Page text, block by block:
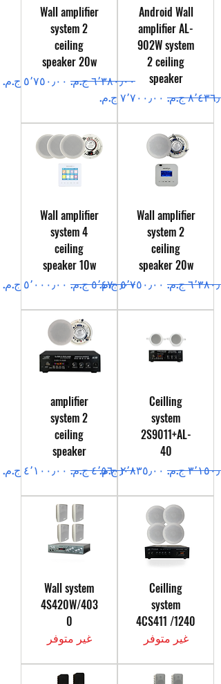
Android Wall
amplifier AL-
902W system
2 ceiling
speaker
عادي
سعر البيع
Wall amplifier
system 2
ceiling
speaker 20w
سعر عادي
سعر البيع
Wall amplifier
system 2
ceiling
speaker 20w
عادي
سعر البيع
Wall amplifier
system 4
ceiling
speaker 10w
سعر عادي
سعر البيع
Ceilling
system
2S9011+AL-
40
عادي
سعر البيع
amplifier
system 2
ceiling
speaker
سعر عادي
سعر البيع
Ceilling
system
4CS411 /1240
غير متوفر
Wall system
4S420W/403
0
غير متوفر